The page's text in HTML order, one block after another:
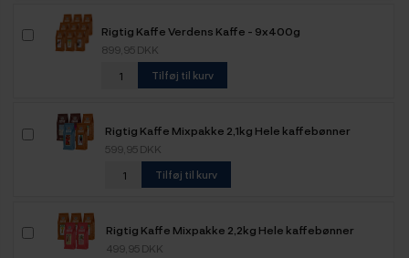
Rigtig Kaffe Verdens Kaffe - 9x400g
899,95 DKK
Tilføj til kurv
Rigtig Kaffe Mixpakke 2,1kg Hele kaffebønner
599,95 DKK
Tilføj til kurv
Rigtig Kaffe Mixpakke 2,2kg Hele kaffebønner
499,95 DKK